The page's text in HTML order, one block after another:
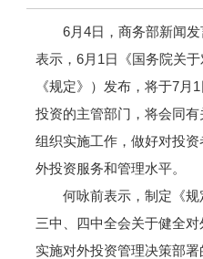
6月4日，商务部新闻
表示，6月1日《国务院关
《规定》）发布，将于7月
投资的主管部门，将会同有
组织实施工作，做好对投
外投资服务和管理水平。
何咏前表示，制定《
三中、四中全会关于健全
实施对外投资管理决策部